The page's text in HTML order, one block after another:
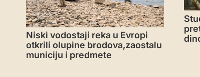
Niski vodostaji reka u Evropi
otkrili olupine brodova,zaostalu
municiju i predmete